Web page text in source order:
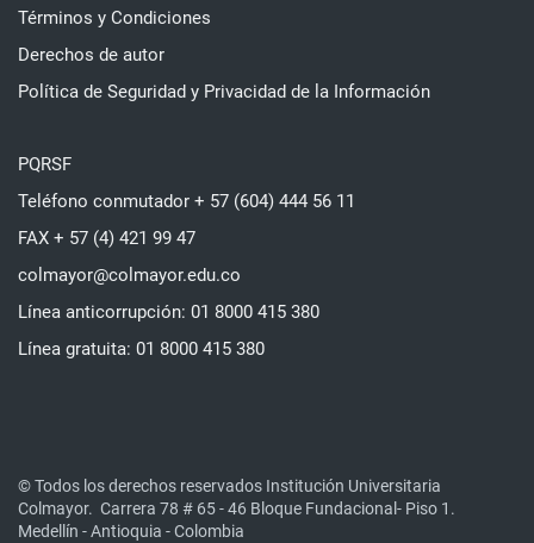
Términos y Condiciones
Derechos de autor
Política de Seguridad y Privacidad de la Información
PQRSF
Teléfono conmutador + 57 (604) 444 56 11
FAX + 57 (4) 421 99 47
colmayor@colmayor.edu.co
Línea anticorrupción: 01 8000 415 380
Línea gratuita: 01 8000 415 380
© Todos los derechos reservados Institución Universitaria
Colmayor. Carrera 78 # 65 - 46 Bloque Fundacional- Piso 1.
Medellín - Antioquia - Colombia